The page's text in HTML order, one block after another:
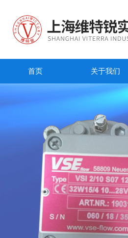
首页 关于我们